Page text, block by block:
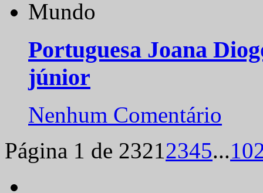
Mundo
Portuguesa Joana
júnior
Nenhum Comentário
Página 1 de 23212345...10